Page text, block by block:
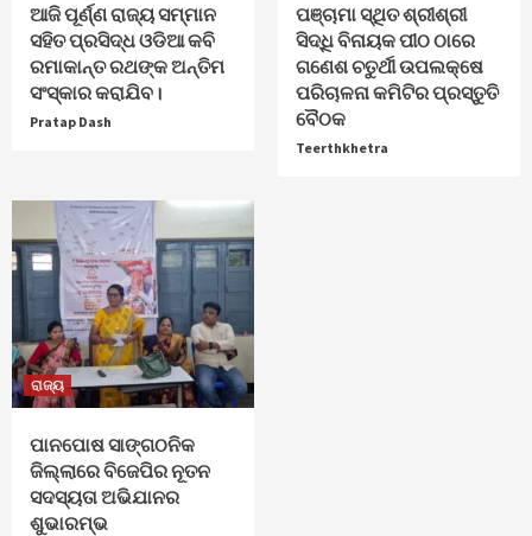
ଆଜି ପୂର୍ଣ୍ଣ ରାଜ୍ୟ ସମ୍ମାନ
ସହିତ ପ୍ରସିଦ୍ଧ ଓଡିଆ କବି
ରମାକାନ୍ତ ରଥଙ୍କ ଅନ୍ତିମ
ସଂସ୍କାର କରାଯିବ।
Pratap Dash
ପଞ୍ଚାମା ସ୍ଥିତ ଶ୍ରୀଶ୍ରୀ
ସିଦ୍ଧି ବିନାୟକ ପୀଠ ଠାରେ
ଗଣେଶ ଚତୁର୍ଥୀ ଉପଲକ୍ଷେ
ପରିଚାଳନା କମିଟିର ପ୍ରସ୍ତୁତି
ବୈଠକ
Teerthkhetra
ରାଜ୍ୟ
ପାନପୋଷ ସାଙ୍ଗଠନିକ
ଜିଲ୍ଲାରେ ବିଜେପିର ନୂତନ
ସଦସ୍ୟତା ଅଭିଯାନର
ଶୁଭାରମ୍ଭ